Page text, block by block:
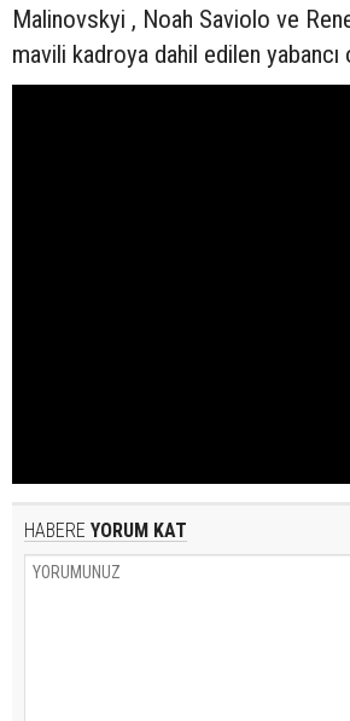
Malinovskyi , Noah Saviolo ve
mavili kadroya dahil edilen
HABERE YORUM KAT